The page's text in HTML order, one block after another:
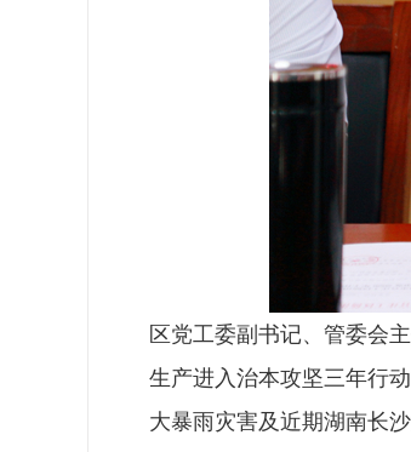
区党工委副书记、管委会
生产进入治本攻坚三年行
大暴雨灾害及近期湖南长